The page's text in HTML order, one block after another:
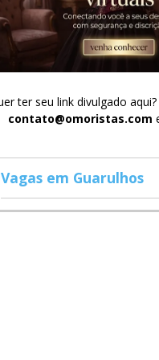
ter seu link divulgado
contato@omoristas.com
Vagas em Guarulhos